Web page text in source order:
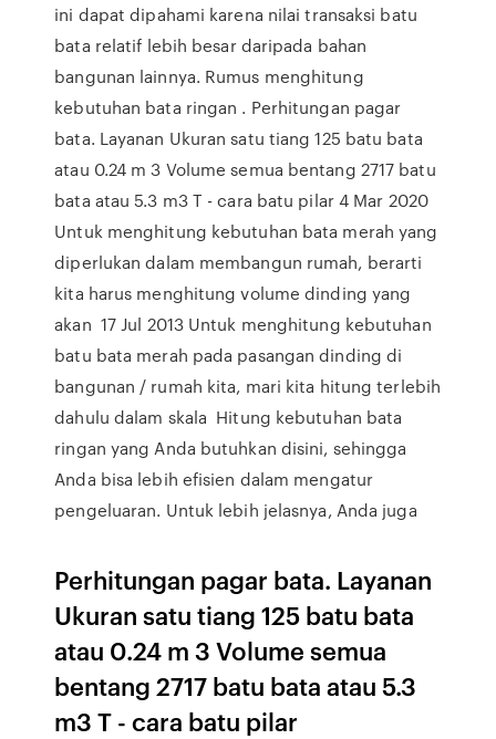
ini dapat dipahami karena nilai transaksi batu
bata relatif lebih besar daripada bahan
bangunan lainnya. Rumus menghitung
kebutuhan bata ringan . Perhitungan pagar
bata. Layanan Ukuran satu tiang 125 batu bata
atau 0.24 m 3 Volume semua bentang 2717 batu
bata atau 5.3 m3 T - cara batu pilar 4 Mar 2020
Untuk menghitung kebutuhan bata merah yang
diperlukan dalam membangun rumah, berarti
kita harus menghitung volume dinding yang
akan 17 Jul 2013 Untuk menghitung kebutuhan
batu bata merah pada pasangan dinding di
bangunan / rumah kita, mari kita hitung terlebih
dahulu dalam skala Hitung kebutuhan bata
ringan yang Anda butuhkan disini, sehingga
Anda bisa lebih efisien dalam mengatur
pengeluaran. Untuk lebih jelasnya, Anda juga
Perhitungan pagar bata. Layanan
Ukuran satu tiang 125 batu bata
atau 0.24 m 3 Volume semua
bentang 2717 batu bata atau 5.3
m3 T - cara batu pilar